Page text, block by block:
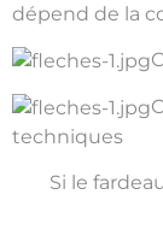
dépend de la
techniques
Si le